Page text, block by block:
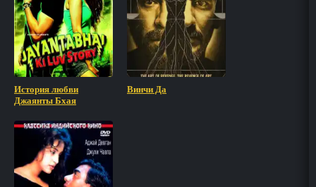
История любви
Джаянты Бхая
Винчи Да